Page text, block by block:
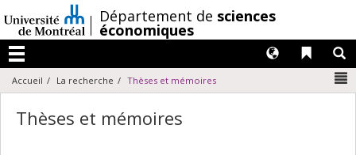
au
contenu
/Département de sciences
économiques
Menu
Liens
Langues
Accueil La recherche Thèses et mémoires
Thèses et mémoires